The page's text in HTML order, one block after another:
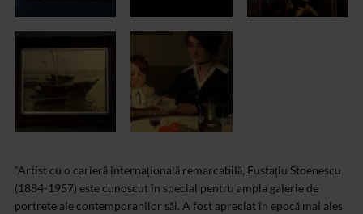
“Artist cu o carieră internațională remarcabilă, Eustațiu Stoenescu
(1884-1957) este cunoscut în special pentru ampla galerie de
portrete ale contemporanilor săi. A fost apreciat în epocă mai ales